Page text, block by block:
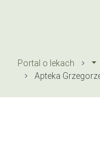
Portal o lekach
Apteka